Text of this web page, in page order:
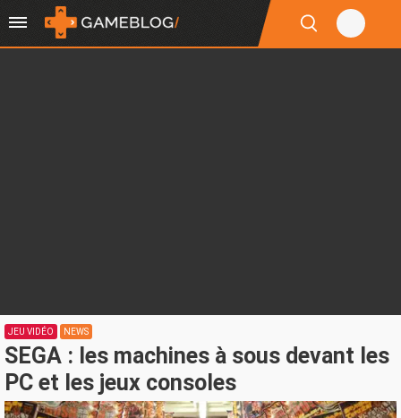
JEU VIDÉO NEWS
SEGA : les machines à sous devant les
PC et les jeux consoles